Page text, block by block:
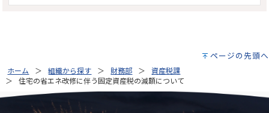
ページの先頭へ
ホーム 組織から探す 財務部
資産税課
住宅の省エネ改修に伴う固定資産税の減額について